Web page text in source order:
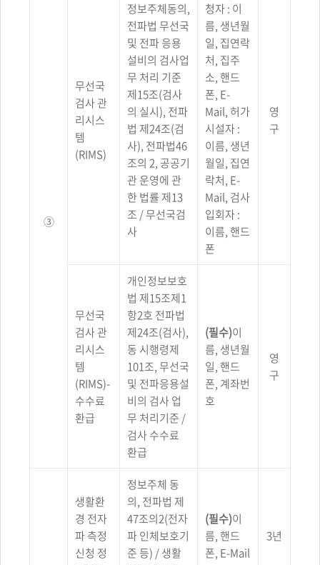
③
무선국
검사 관
리시스
템
(RIMS)
정보주체동의,
전파법 무선국
및 전파 응용
설비의 검사업
무 처리 기준
제15조(검사
의 실시), 전파
법 제24조(검
사), 전파법46
조의 2, 공공기
관 운영에 관
한 법률 제13
조 / 무선국검
사
청자 : 이
름, 생년월
일, 집연락
처, 집주
소, 핸드
폰, E-
Mail, 허가
시설자 :
이름, 생년
월일, 집연
락처, E-
Mail, 검사
입회자 :
이름, 핸드
폰
영
구
무선국
검사 관
리시스
템
(RIMS)-
수수료
환급
개인정보보호
법 제15조제1
항2호 전파법
제24조(검사),
동 시행령제
101조, 무선국
및 전파응용설
비의 검사 업
무 처리기준 /
검사 수수료
환급
(필수)이
름, 생년월
일, 핸드
폰, 계좌번
호
영
구
생활환
경 전자
파 측정
신청 정
정보주체 동
의, 전파법 제
47조의2(전자
파 인체보호기
준 등) / 생활
(필수)이
름, 핸드
폰, E-Mail
3년